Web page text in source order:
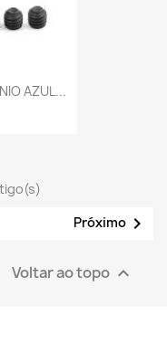
AZUL...
Próximo 
Voltar ao topo 